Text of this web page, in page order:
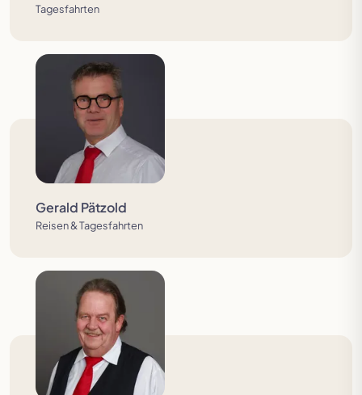
Tagesfahrten
Gerald Pätzold
Reisen & Tagesfahrten